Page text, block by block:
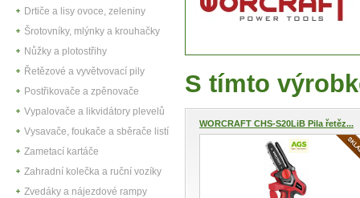
Drtiče a lisy ovoce, zeleniny
Šrotovníky, mlýnky a krouhačky
Nůžky a plotostřihy
Řetězové a vyvětvovací pily
Postřikovače a zpěnovače
Vypalovače a likvidátory plevelů
Vysavače, foukače a sběrače listí
Zametací kartáče
Zahradní kolečka a ruční vozíky
Zvedáky a nájezdové rampy
S tímto
WORCRAFT CHS-S20LiB Pila řetěz...